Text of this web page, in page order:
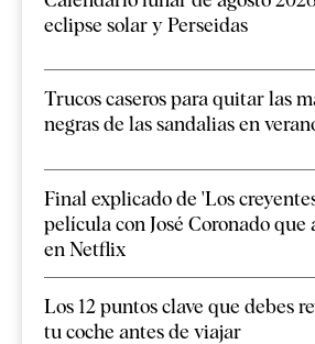
eclipse solar y Perseidas
Trucos caseros para quitar las
negras de las sandalias en
Final explicado de 'Los
película con José Coronado que
en Netflix
Los 12 puntos clave que debes
tu coche antes de viajar